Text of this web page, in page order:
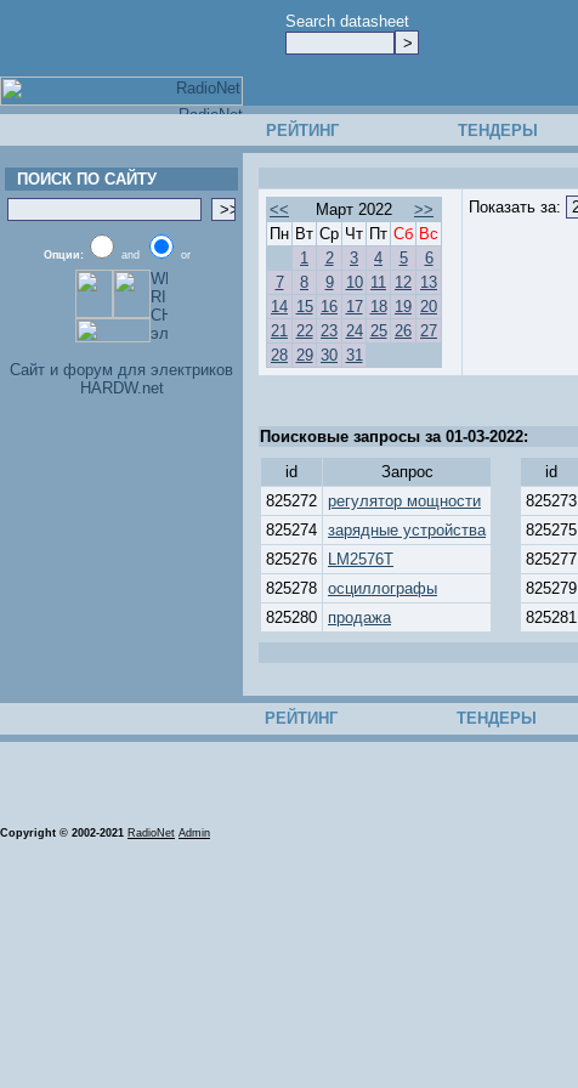
Search datasheet
РЕЙТИНГ ТЕНДЕРЫ
ПОИСК ПО САЙТУ
Опции: and or
Cайт и форум для электриков
HARDW.net
<< Март 2022
>>
Пн Вт Ср Чт Пт Сб Вс
1
2 3 4 5
6
7
8 9 10 11 12 13
14 15 16 17 18 19 20
21 22 23 24 25 26 27
28 29 30 31
Показать за:
Поисковые запросы за 01-03-2022:
id
Запрос id
825272 регулятор мощности 825273
825274 зарядные устройства 825275
825276
LM2576T 825277
825278 осциллографы 825279
825280
продажа 825281
РЕЙТИНГ ТЕНДЕРЫ
Copyright © 2002-2021 RadioNet Admin